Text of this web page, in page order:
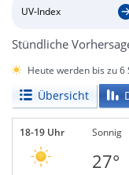
UV-Index
Stündliche
Heute werden bis zu
Übersicht
18-19 Uhr Sonnig
27°